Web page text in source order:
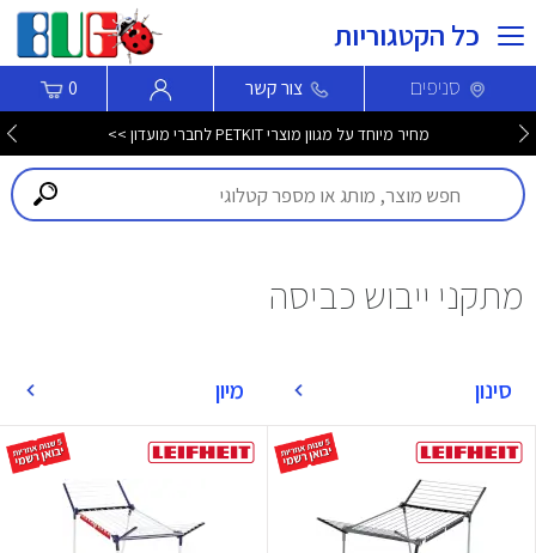
כל הקטגוריות
סניפים צור קשר 0
מחיר מיוחד על מגוון מוצרי PETKIT לחברי מועדון >>
מתקני ייבוש כביסה
סינון מיון